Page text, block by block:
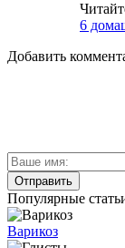
6
Добавить
Популярные
Варикоз